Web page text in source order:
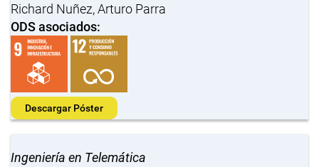
Richard Nuñez, Arturo Parra
ODS asociados:
Descargar Póster
Ingeniería en Telemática